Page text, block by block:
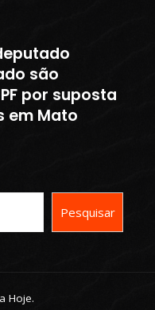
são
por suposta
em Mato
Pesquisar
Hoje.